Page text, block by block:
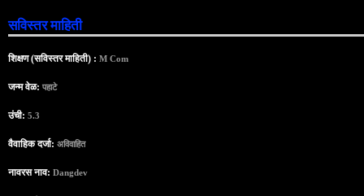
सविस्तर माहिती
शिक्षण (सविस्तर माहिती) : M Com
जन्म वेळ: पहाटे
उंची: 5.3
वैवाहिक दर्जा: अविवाहित
नावरस नाव: Dangdev